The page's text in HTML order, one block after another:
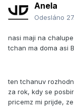
Anela
Odesláno
nasi maji na
tchan ma doma asi
ten tchanuv
za rok, kdy se
pricemz mi prijde,